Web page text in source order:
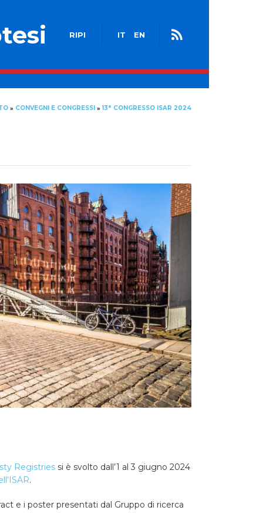
RIPI IT EN
» CONVEGNI E CONGRESSI » 13° CONGRESSO ISAR 2024
Registries si è svolto dall’1 al 3 giugno 2024
.
e i poster presentati dal Gruppo di ricerca